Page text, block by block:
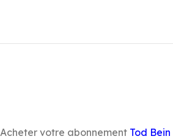
Acheter votre abonnement Tod Bein